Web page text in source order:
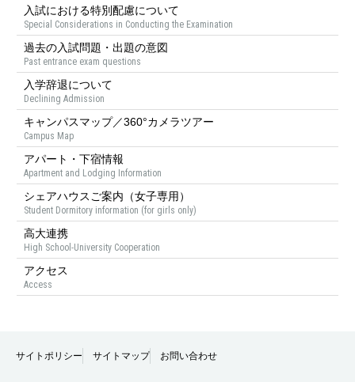
入試における特別配慮について
Special Considerations in Conducting the Examination
過去の入試問題・出題の意図
Past entrance exam questions
入学辞退について
Declining Admission
キャンパスマップ／360°カメラツアー
Campus Map
アパート・下宿情報
Apartment and Lodging Information
シェアハウスご案内（女子専用）
Student Dormitory information (for girls only)
高大連携
High School-University Cooperation
アクセス
Access
サイトポリシー サイトマップ お問い合わせ